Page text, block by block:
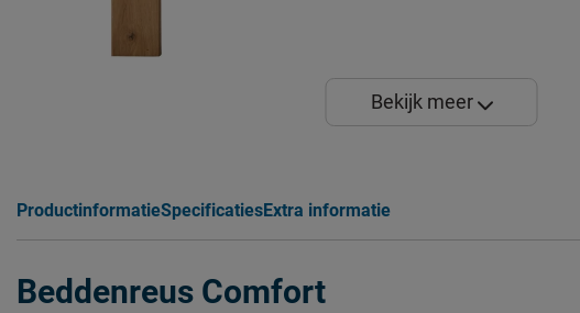
Bekijk meer
ProductinformatieSpecificatiesExtra informatie
Beddenreus Comfort